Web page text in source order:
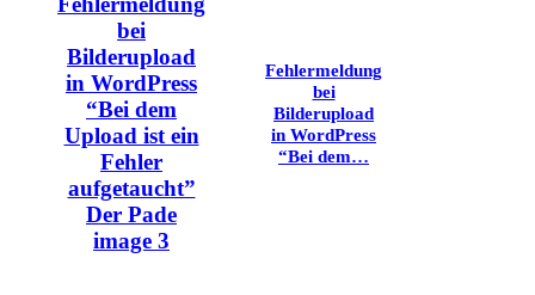
Fehlermeldung
bei
Bilderupload
in WordPress
“Bei dem…